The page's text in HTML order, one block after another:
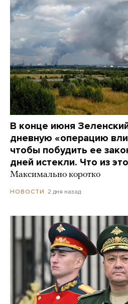
В конце июня
дневную «операцию
чтобы побудить ее
дней истекли. Что из
Максимально коротко
НОВОСТИ 2 дня назад